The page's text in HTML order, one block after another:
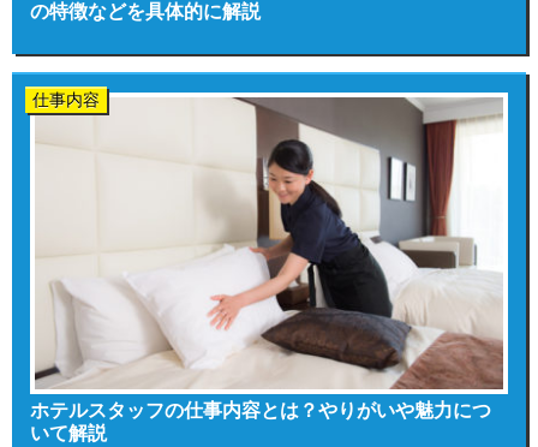
の特徴などを具体的に解説
仕事内容
ホテルスタッフの仕事内容とは？やりがいや魅力につ
いて解説